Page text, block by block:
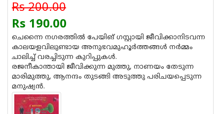
Rs 200.00
Rs 190.00
ചെന്നൈ നഗരത്തില്‍ പേയിങ് ഗസ്റ്റായി ജീവിക്കാനിടവന്ന
കാലയളവിലുണ്ടായ അനുഭവമുഹൂര്‍ത്തങ്ങള്‍ നര്‍മ്മം
ചാലിച്ച് വരച്ചിടുന്ന കുറിപ്പുകള്‍.
രജനീകാന്തായി ജീവിക്കുന്ന മുത്തു, നാണയം തേടുന്ന
മാരിമുത്തു, ആനന്ദം തുടങ്ങി അടുത്തു പരിചയപ്പെടുന്ന
മനുഷ്യന്‍.